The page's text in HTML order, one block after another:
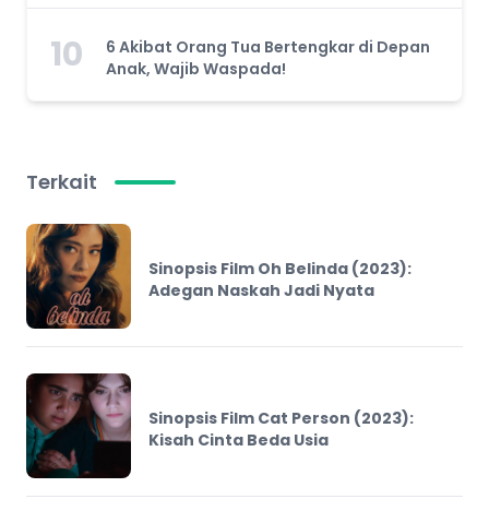
10
6 Akibat Orang Tua Bertengkar di Depan
Anak, Wajib Waspada!
Terkait
Sinopsis Film Oh Belinda (2023):
Adegan Naskah Jadi Nyata
Sinopsis Film Cat Person (2023):
Kisah Cinta Beda Usia